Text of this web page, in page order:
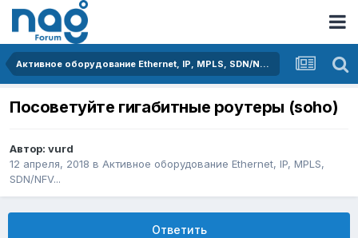
Активное оборудование Ethernet, IP, MPLS, SDN/NFV...
Посоветуйте гигабитные роутеры (soho)
Автор: vurd
12 апреля, 2018 в Активное оборудование Ethernet, IP, MPLS,
SDN/NFV...
Ответить